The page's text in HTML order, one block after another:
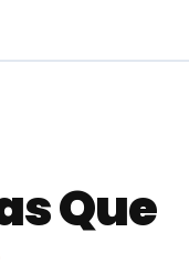
Que